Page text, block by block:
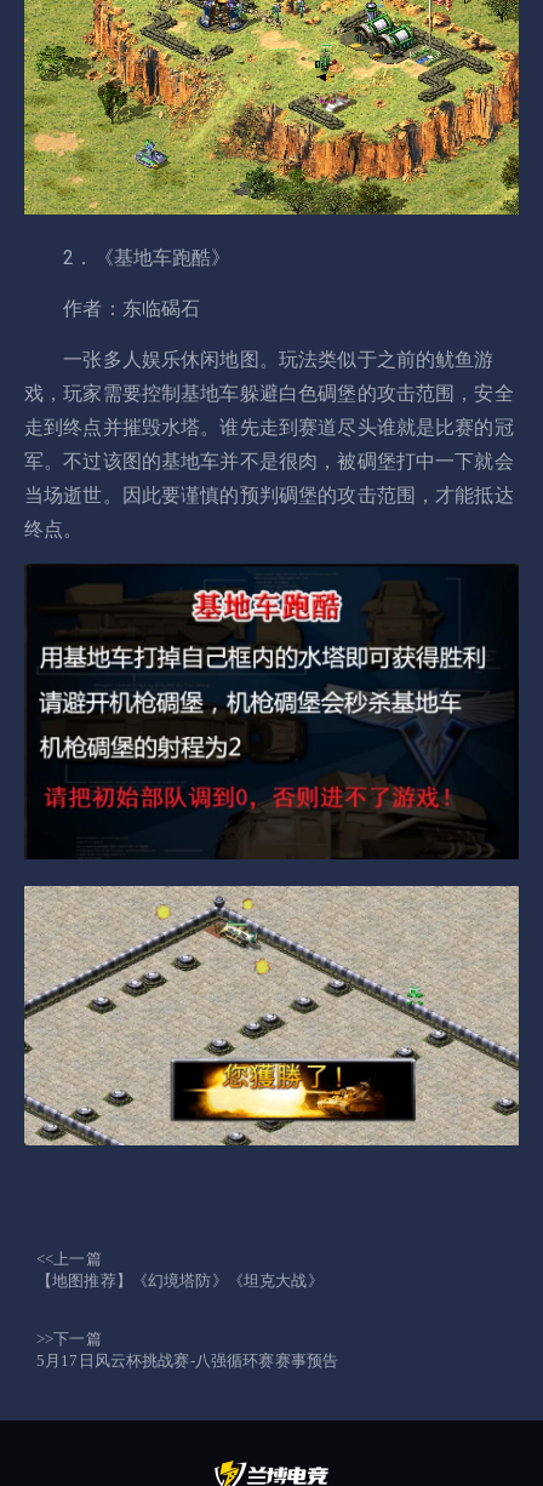
2．《基地车跑酷》
作者：东临碣石
一张多人娱乐休闲地图。玩法类似于之前的鱿鱼游
戏，玩家需要控制基地车躲避白色碉堡的攻击范围，安全
走到终点并摧毁水塔。谁先走到赛道尽头谁就是比赛的冠
军。不过该图的基地车并不是很肉，被碉堡打中一下就会
当场逝世。因此要谨慎的预判碉堡的攻击范围，才能抵达
终点。
<<上一篇
【地图推荐】《幻境塔防》《坦克大战》
>>下一篇
5月17日风云杯挑战赛-八强循环赛赛事预告